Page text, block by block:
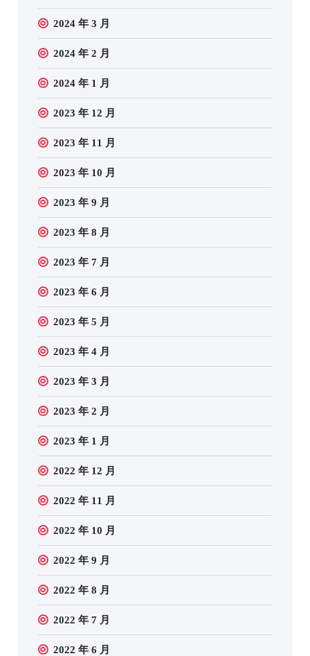
2024 年 3 月
2024 年 2 月
2024 年 1 月
2023 年 12 月
2023 年 11 月
2023 年 10 月
2023 年 9 月
2023 年 8 月
2023 年 7 月
2023 年 6 月
2023 年 5 月
2023 年 4 月
2023 年 3 月
2023 年 2 月
2023 年 1 月
2022 年 12 月
2022 年 11 月
2022 年 10 月
2022 年 9 月
2022 年 8 月
2022 年 7 月
2022 年 6 月